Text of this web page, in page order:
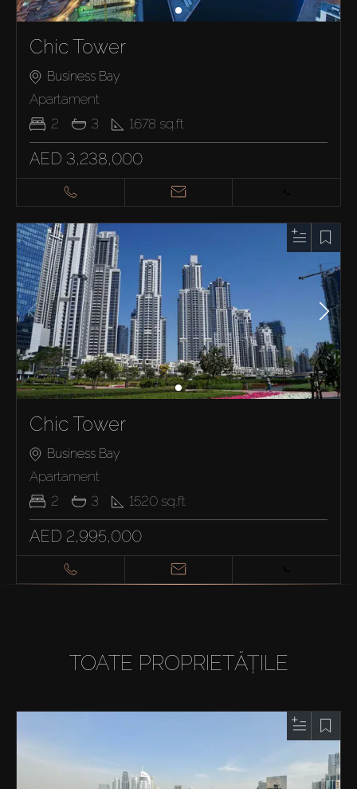
Chic Tower
Business Bay
Apartament
2
3 1678 sq.ft
AED 3,238,000
Chic Tower
Business Bay
Apartament
2
3 1520 sq.ft
AED 2,995,000
TOATE PROPRIETĂȚILE